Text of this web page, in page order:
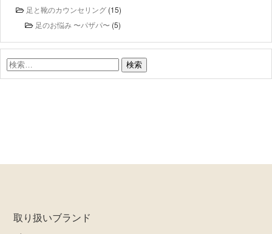
足と靴のカウンセリング (15)
足のお悩み 〜パザパ〜 (5)
検
索:
取り扱いブランド